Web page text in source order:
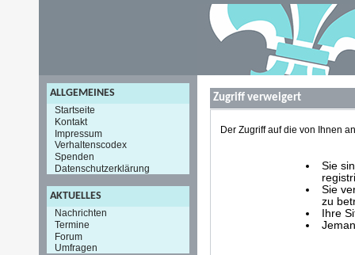
ALLGEMEINES
Startseite
Kontakt
Impressum
Verhaltenscodex
Spenden
Datenschutzerklärung
AKTUELLES
Nachrichten
Termine
Forum
Umfragen
Zugriff verweigert
Der Zugriff auf die von Ihnen
Sie
Sie
zu
Ihre